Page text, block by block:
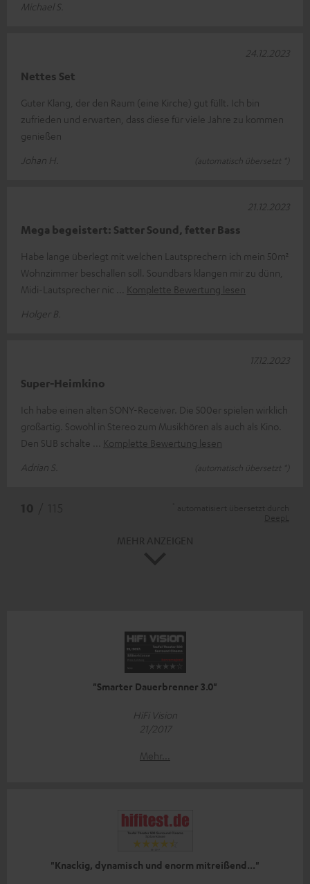
Michael S.
Nettes Set
Guter Klang, der den Raum (eine Kirche) gut füllt. Ich bin
zufrieden und erwarten, dass diese für viele Jahre zu kommen
genießen
Johan H.
(automatisch übersetzt *)
24.12.2023
Mega begeistert: Satter Sound, fetter Bass
Habe lange überlegt mit welchen Lautsprechern ich mein 50m²
Wohnzimmer beschallen soll. Soundbars klangen mir zu dünn,
Midi-Lautsprecher nic
Komplette Bewertung lesen
Holger B.
21.12.2023
Super-Heimkino
Ich habe einen alten SONY-Receiver. Die 500er spielen wirklich
großartig. Sowohl in Stereo zum Musikhören als auch als Kino.
Den SUB schalte
Komplette Bewertung lesen
Adrian S.
(automatisch übersetzt *)
17.12.2023
"Smarter Dauerbrenner 3.0"
HiFi Vision
21/2017
Mehr...
"Knackig, dynamisch und enorm mitreißend..."